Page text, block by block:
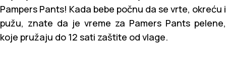
Pampers Pants! Kada bebe počnu da se vrte, okreću i
pužu, znate da je vreme za Pamers Pants pelene,
koje pružaju do 12 sati zaštite od vlage.